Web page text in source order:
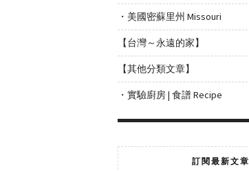
・美國密蘇里州 Missouri
【台灣～永遠的家】
【其他分類文章】
・實驗廚房 | 食譜 Recipe
訂閱最新文章